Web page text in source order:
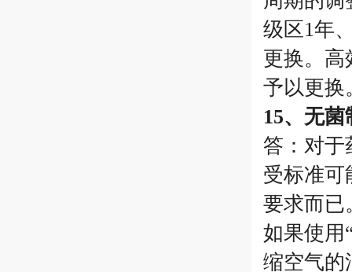
级区1年
更换。高
予以更换
15、无
答：对于
受标准可
要求而已
如果使用
缩空气的